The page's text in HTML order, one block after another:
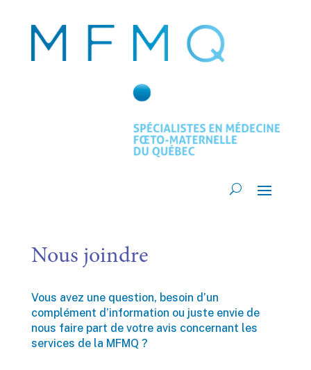
Nous joindre
Vous avez une question, besoin d’un
complément d’information ou juste envie de
nous faire part de votre avis concernant les
services de la MFMQ ?